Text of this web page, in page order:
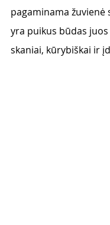
pagaminama
yra puikus būdas
skaniai, kūrybiškai ir